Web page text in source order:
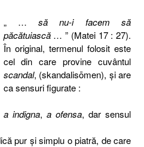
„ … să nu-i facem să
păcătuiască… ” (Matei 17 : 27).
În original, termenul folosit este
cel din care provine cuvântul
scandal, (skandalisōmen), şi are
ca sensuri figurate :
a indigna, a ofensa, dar sensul
pur şi simplu o piatră, de care